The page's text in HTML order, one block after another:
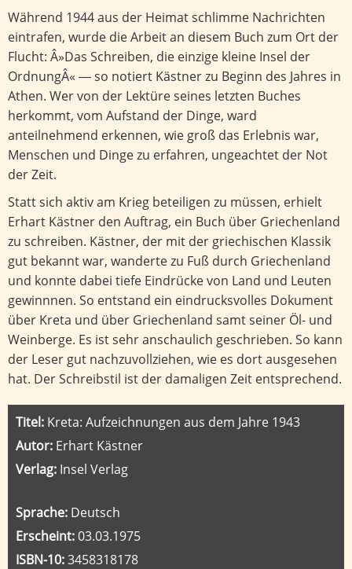
Während 1944 aus der Heimat schlimme Nachrichten
eintrafen, wurde die Arbeit an diesem Buch zum Ort der
Flucht: Â»Das Schreiben, die einzige kleine Insel der
OrdnungÂ« ― so notiert Kästner zu Beginn des Jahres in
Athen. Wer von der Lektüre seines letzten Buches
herkommt, vom Aufstand der Dinge, ward
anteilnehmend erkennen, wie groß das Erlebnis war,
Menschen und Dinge zu erfahren, ungeachtet der Not
der Zeit.
Statt sich aktiv am Krieg beteiligen zu müssen, erhielt
Erhart Kästner den Auftrag, ein Buch über Griechenland
zu schreiben. Kästner, der mit der griechischen Klassik
gut bekannt war, wanderte zu Fuß durch Griechenland
und konnte dabei tiefe Eindrücke von Land und Leuten
gewinnnen. So entstand ein eindrucksvolles Dokument
über Kreta und über Griechenland samt seiner Öl- und
Weinberge. Es ist sehr anschaulich geschrieben. So kann
der Leser gut nachzuvollziehen, wie es dort ausgesehen
hat. Der Schreibstil ist der damaligen Zeit entsprechend.
Titel: Kreta: Aufzeichnungen aus dem Jahre 1943
Autor: Erhart Kästner
Verlag: Insel Verlag
Sprache: Deutsch
Erscheint:03.03.1975
ISBN-10:3458318178